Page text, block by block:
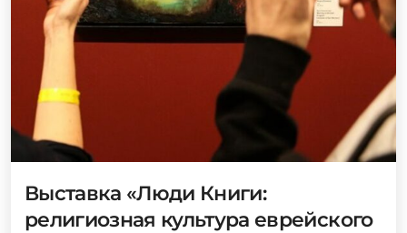
Выставка «Люди Книги:
религиозная культура еврейского